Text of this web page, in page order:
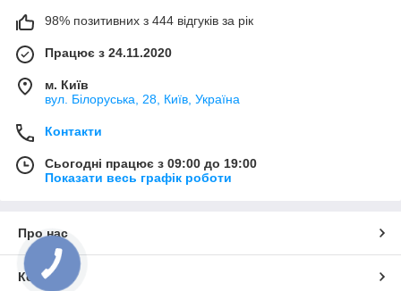
98% позитивних з 444 відгуків за рік
Працює з 24.11.2020
м. Київ
вул. Білоруська, 28, Київ, Україна
Контакти
Сьогодні працює з 09:00 до 19:00
Показати весь графік роботи
Про нас
Контакти